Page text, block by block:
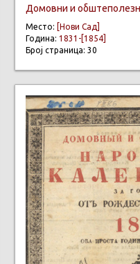
Домовни и
Место:
[Нови Сад]
Година: 1831-[1854]
Број страница: 30